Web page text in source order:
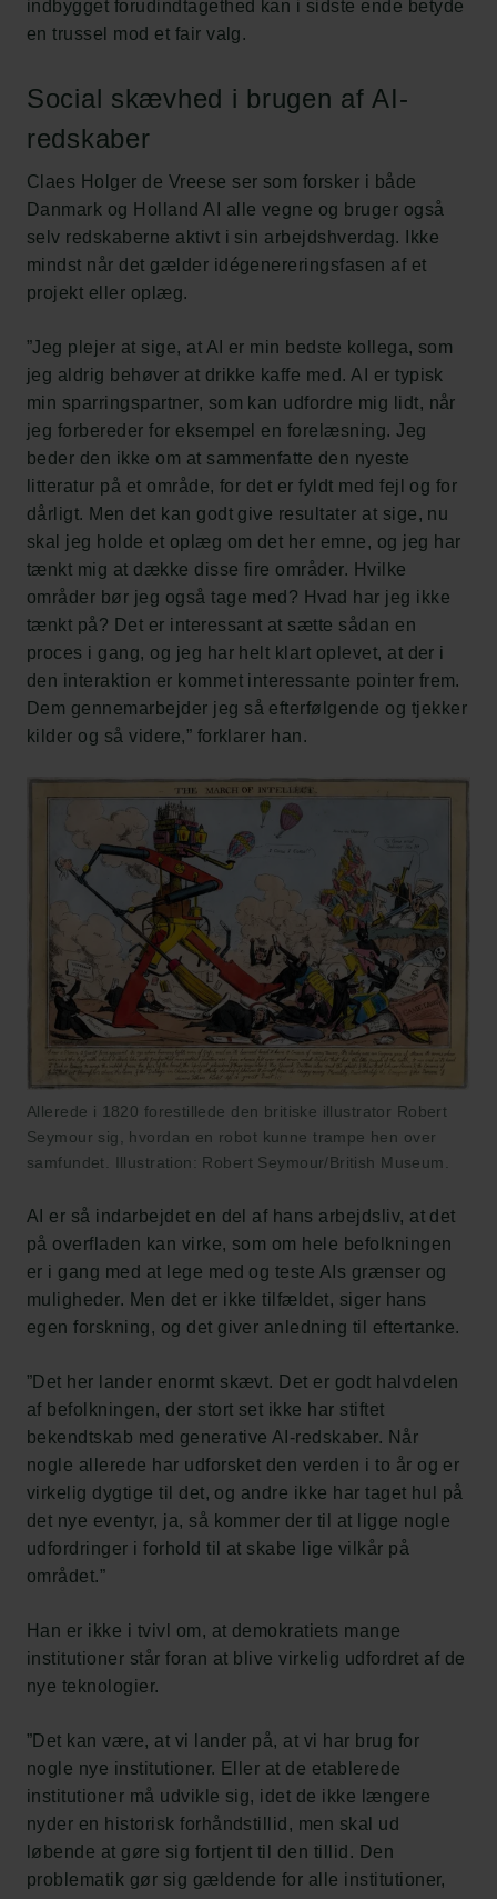
indbygget forudindtagethed kan i sidste ende betyde
en trussel mod et fair valg.
Social skævhed i brugen af AI-
redskaber
Claes Holger de Vreese ser som forsker i både
Danmark og Holland AI alle vegne og bruger også
selv redskaberne aktivt i sin arbejdshverdag. Ikke
mindst når det gælder idégenereringsfasen af et
projekt eller oplæg.
”Jeg plejer at sige, at AI er min bedste kollega, som
jeg aldrig behøver at drikke kaffe med. AI er typisk
min sparringspartner, som kan udfordre mig lidt, når
jeg forbereder for eksempel en forelæsning. Jeg
beder den ikke om at sammenfatte den nyeste
litteratur på et område, for det er fyldt med fejl og for
dårligt. Men det kan godt give resultater at sige, nu
skal jeg holde et oplæg om det her emne, og jeg har
tænkt mig at dække disse fire områder. Hvilke
områder bør jeg også tage med? Hvad har jeg ikke
tænkt på? Det er interessant at sætte sådan en
proces i gang, og jeg har helt klart oplevet, at der i
den interaktion er kommet interessante pointer frem.
Dem gennemarbejder jeg så efterfølgende og tjekker
kilder og så videre,” forklarer han.
Allerede i 1820 forestillede den britiske illustrator Robert
Seymour sig, hvordan en robot kunne trampe hen over
samfundet. Illustration: Robert Seymour/British Museum.
AI er så indarbejdet en del af hans arbejdsliv, at det
på overfladen kan virke, som om hele befolkningen
er i gang med at lege med og teste AIs grænser og
muligheder. Men det er ikke tilfældet, siger hans
egen forskning, og det giver anledning til eftertanke.
”Det her lander enormt skævt. Det er godt halvdelen
af befolkningen, der stort set ikke har stiftet
bekendtskab med generative AI-redskaber. Når
nogle allerede har udforsket den verden i to år og er
virkelig dygtige til det, og andre ikke har taget hul på
det nye eventyr, ja, så kommer der til at ligge nogle
udfordringer i forhold til at skabe lige vilkår på
området.”
Han er ikke i tvivl om, at demokratiets mange
institutioner står foran at blive virkelig udfordret af de
nye teknologier.
”Det kan være, at vi lander på, at vi har brug for
nogle nye institutioner. Eller at de etablerede
institutioner må udvikle sig, idet de ikke længere
nyder en historisk forhåndstillid, men skal ud
løbende at gøre sig fortjent til den tillid. Den
problematik gør sig gældende for alle institutioner,